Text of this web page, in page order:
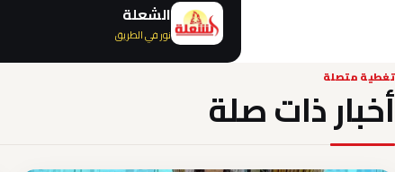
الشعلة
نور في الطريق
تغطية متصلة
أخبار ذات صلة